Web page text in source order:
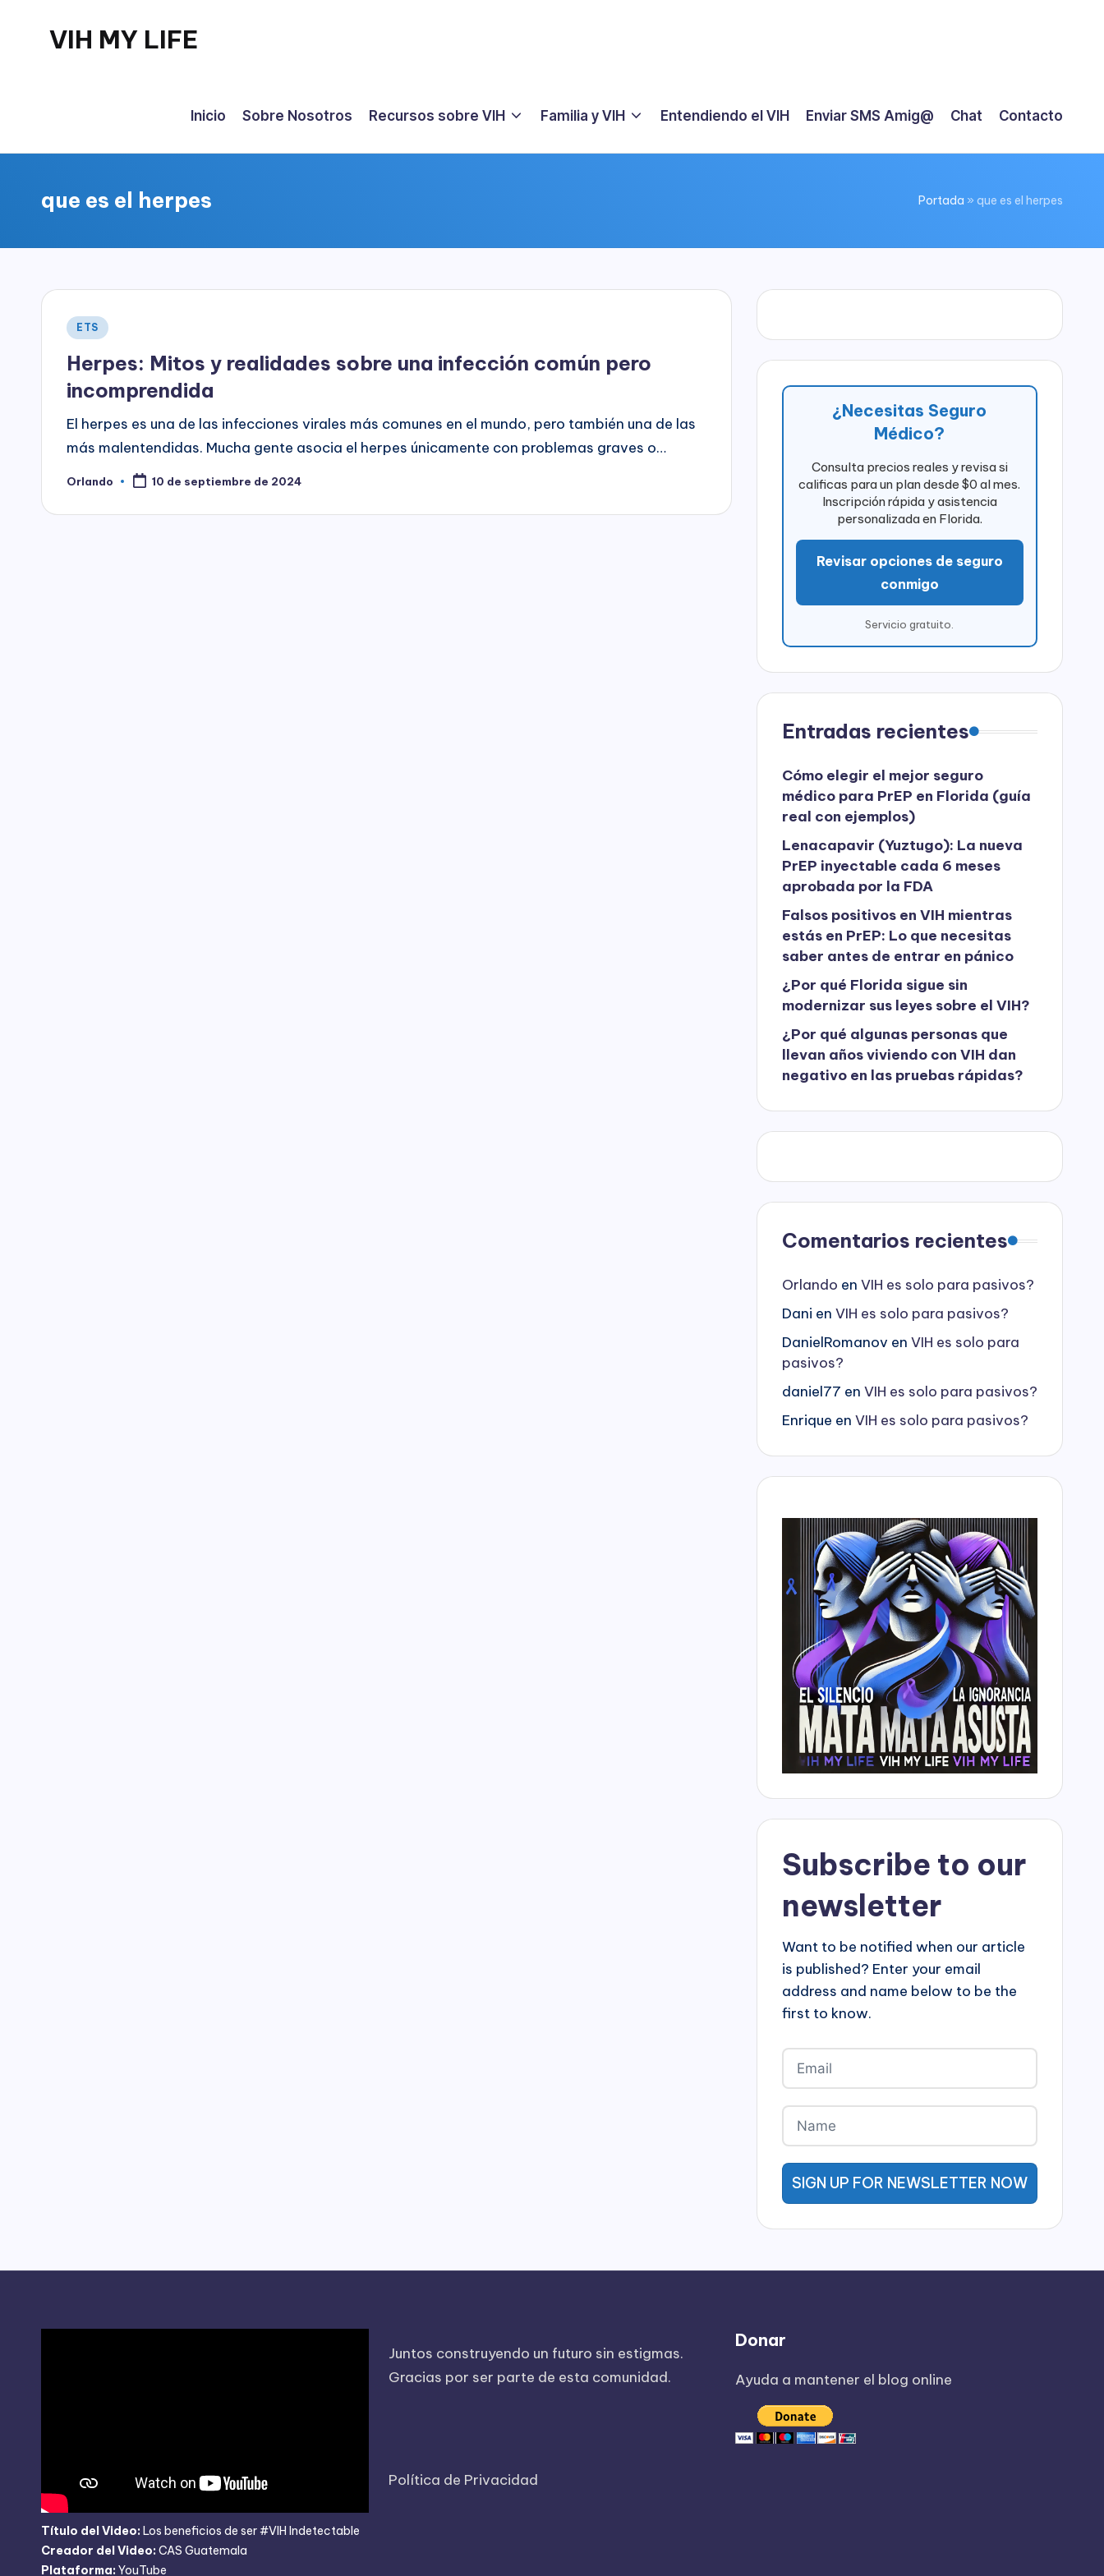
VIH MY LIFE
Inicio Sobre Nosotros Recursos sobre VIH Familia y VIH Entendiendo el VIH Enviar SMS Amig@ Chat Contacto
que es el herpes Portada » que es el herpes
Publicado
ETS
Herpes: Mitos y realidades sobre una infección común pero
incomprendida
El herpes es una de las infecciones virales más comunes en el mundo, pero también una de las
más malentendidas. Mucha gente asocia el herpes únicamente con problemas graves o…
Publicado
Orlando 10 de septiembre de 2024
¿Necesitas Seguro
Médico?
Consulta precios reales y revisa si
calificas para un plan desde $0 al mes.
Inscripción rápida y asistencia
personalizada en Florida.
Revisar opciones de seguro
conmigo
Servicio gratuito.
Entradas recientes
Cómo elegir el mejor seguro
médico para PrEP en Florida (guía
real con ejemplos)
Lenacapavir (Yuztugo): La nueva
PrEP inyectable cada 6 meses
aprobada por la FDA
Falsos positivos en VIH mientras
estás en PrEP: Lo que necesitas
saber antes de entrar en pánico
¿Por qué Florida sigue sin
modernizar sus leyes sobre el VIH?
¿Por qué algunas personas que
llevan años viviendo con VIH dan
negativo en las pruebas rápidas?
Comentarios recientes
Orlando en VIH es solo para pasivos?
Dani en VIH es solo para pasivos?
DanielRomanov en VIH es solo para
pasivos?
daniel77 en VIH es solo para pasivos?
Enrique en VIH es solo para pasivos?
Subscribe to our
newsletter
Want to be notified when our article
is published? Enter your email
address and name below to be the
first to know.
Título del Video: Los beneficios de ser #VIH Indetectable
Creador del Video: CAS Guatemala
Plataforma: YouTube
Juntos construyendo un futuro sin estigmas.
Gracias por ser parte de esta comunidad.
Política de Privacidad
Donar
Ayuda a mantener el blog online